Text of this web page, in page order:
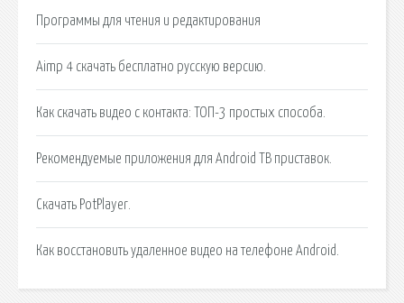
Программы для чтения и редактирования
Aimp 4 скачать бесплатно русскую версию.
Как скачать видео с контакта: ТОП-3 простых способа.
Рекомендуемые приложения для Android ТВ приставок.
Скачать PotPlayer.
Как восстановить удаленное видео на телефоне Android.